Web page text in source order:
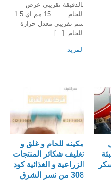
بالدقيقة تقريبي عرض
اللحام 15 مم اي 1.5
سم تقريبي معدل حرارة
اللحام […]
المزيد
مكينه للحام و غلق و
تغليف شكائر المنتجات
الزراعية و الغذائية كود
308 من نسر الشرق